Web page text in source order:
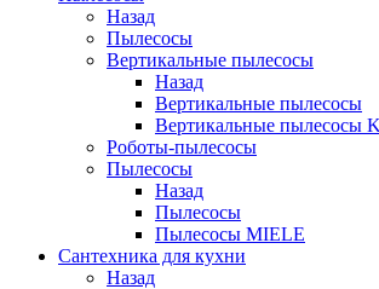
Назад
Пылесосы
Вертикальные пылесосы
Назад
Вертикальные пылесосы
Вертикальные пылесосы
Роботы-пылесосы
Пылесосы
Назад
Пылесосы
Пылесосы MIELE
Сантехника для кухни
Назад